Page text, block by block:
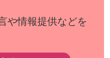
や情報提供などを